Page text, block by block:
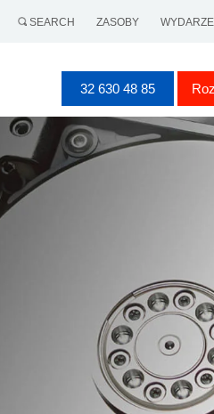
SEARCH ZASOBY
32 630 48 85